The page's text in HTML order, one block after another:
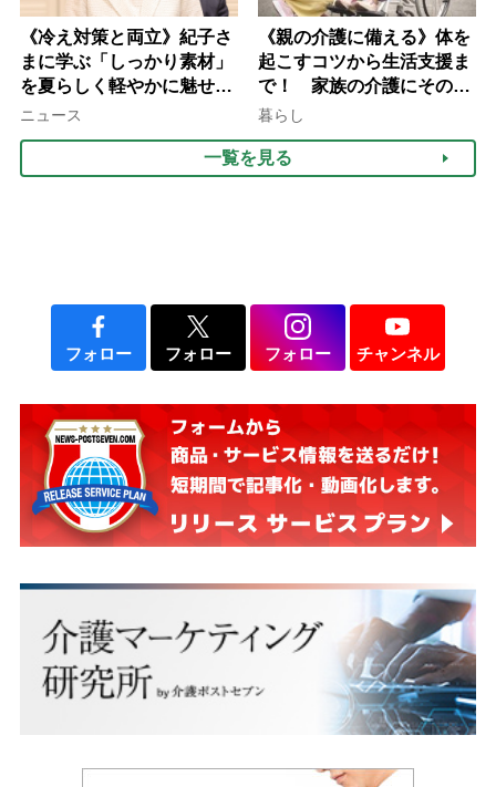
《冷え対策と両立》紀子さ
まに学ぶ「しっかり素材」
を夏らしく軽やかに魅せる
3つの着こなし法則
ニュース
《親の介護に備える》体を
起こすコツから生活支援ま
で！ 家族の介護にそのま
ま活かせる2つの資格
暮らし
一覧を見る
フォロー フォロー フォロー チャンネル